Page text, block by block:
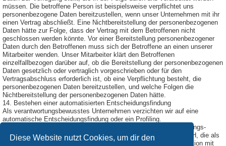
Diese Website nutzt Cookies, um dir den
müssen. Die betroffene Person ist beispielsweise verpflichtet uns
personenbezogene Daten bereitzustellen, wenn unser Unternehmen mit ihr
einen Vertrag abschließt. Eine Nichtbereitstellung der personenbezogenen
Daten hätte zur Folge, dass der Vertrag mit dem Betroffenen nicht
geschlossen werden könnte. Vor einer Bereitstellung personenbezogener
Daten durch den Betroffenen muss sich der Betroffene an einen unserer
Mitarbeiter wenden. Unser Mitarbeiter klärt den Betroffenen
einzelfallbezogen darüber auf, ob die Bereitstellung der personenbezogenen
Daten gesetzlich oder vertraglich vorgeschrieben oder für den
Vertragsabschluss erforderlich ist, ob eine Verpflichtung besteht, die
personenbezogenen Daten bereitzustellen, und welche Folgen die
Nichtbereitstellung der personenbezogenen Daten hätte.
14. Bestehen einer automatisierten Entscheidungsfindung
Als verantwortungsbewusstes Unternehmen verzichten wir auf eine
automatische Entscheidungsfindung oder ein Profiling.
Diese Datenschutzerklärung wurde durch den Datenschutzerklärungs-
Generator der DGD Deutsche Gesellschaft für Datenschutz GmbH, die als
Externer Datenschutzbeauftragter Passau
tätig ist, in Kooperation mit